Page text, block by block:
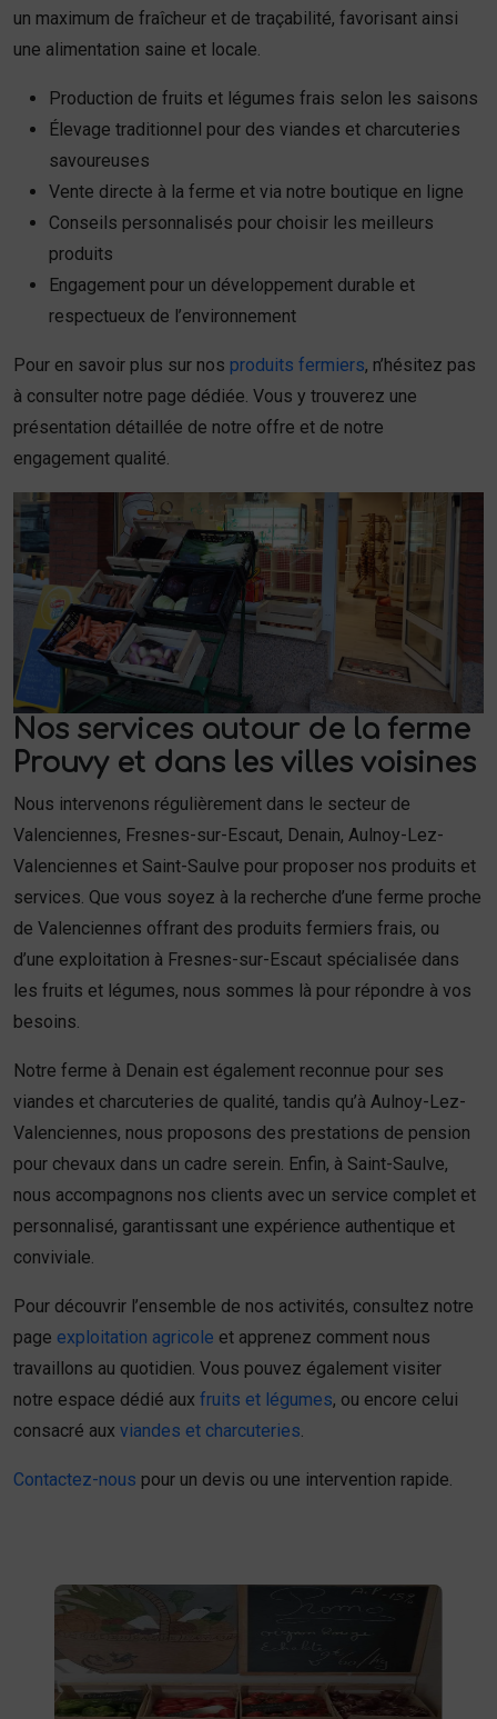
un maximum de fraîcheur et de traçabilité, favorisant ainsi
une alimentation saine et locale.
Production de fruits et légumes frais selon les saisons
Élevage traditionnel pour des viandes et charcuteries
savoureuses
Vente directe à la ferme et via notre boutique en ligne
Conseils personnalisés pour choisir les meilleurs
produits
Engagement pour un développement durable et
respectueux de l’environnement
Pour en savoir plus sur nos produits fermiers, n’hésitez pas
à consulter notre page dédiée. Vous y trouverez une
présentation détaillée de notre offre et de notre
engagement qualité.
Nos services autour de la ferme
Prouvy et dans les villes voisines
Nous intervenons régulièrement dans le secteur de
Valenciennes, Fresnes-sur-Escaut, Denain, Aulnoy-Lez-
Valenciennes et Saint-Saulve pour proposer nos produits et
services. Que vous soyez à la recherche d’une ferme proche
de Valenciennes offrant des produits fermiers frais, ou
d’une exploitation à Fresnes-sur-Escaut spécialisée dans
les fruits et légumes, nous sommes là pour répondre à vos
besoins.
Notre ferme à Denain est également reconnue pour ses
viandes et charcuteries de qualité, tandis qu’à Aulnoy-Lez-
Valenciennes, nous proposons des prestations de pension
pour chevaux dans un cadre serein. Enfin, à Saint-Saulve,
nous accompagnons nos clients avec un service complet et
personnalisé, garantissant une expérience authentique et
conviviale.
Pour découvrir l’ensemble de nos activités, consultez notre
page exploitation agricole et apprenez comment nous
travaillons au quotidien. Vous pouvez également visiter
notre espace dédié aux fruits et légumes, ou encore celui
consacré aux viandes et charcuteries
Contactez-nous pour un devis ou une intervention rapide.
Fruits et légumes
Achetez des
fruits et légumes frais à Saint-